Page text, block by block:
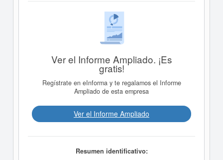
Ver el Informe Ampliado. ¡Es
gratis!
Regístrate en eInforma y te regalamos el Informe
Ampliado de esta empresa
Ver el Informe Ampliado
Resumen identificativo: